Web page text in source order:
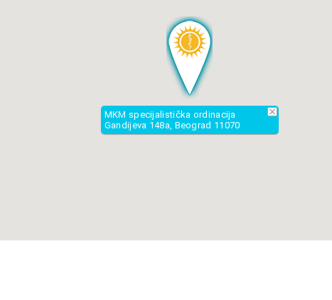
MKM specijalistička ordinacija
Gandijeva 148a, Beograd 11070